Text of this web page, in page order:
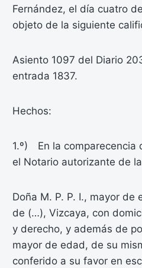
Fernández, el día cuatro
objeto de la siguiente
Asiento 1097 del Diario
entrada 1837.
Hechos:
1.º) En la comparecencia
el Notario autorizante de
Doña M. P. P. I., mayor
de (…), Vizcaya, con
y derecho, y además de
mayor de edad, de su
conferido a su favor en